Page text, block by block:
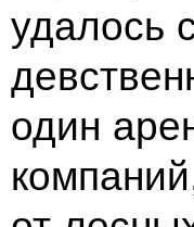
удалось
один